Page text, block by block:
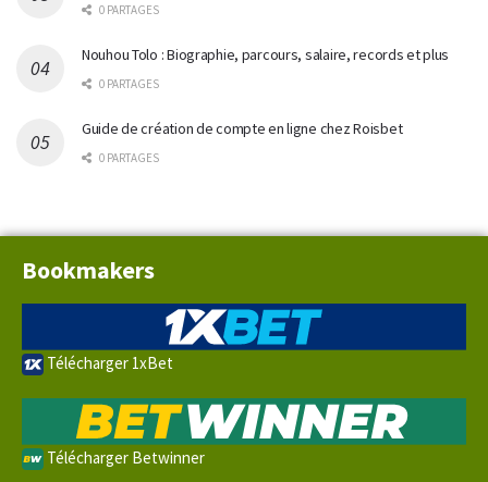
0 PARTAGES
Nouhou Tolo : Biographie, parcours, salaire, records et plus
0 PARTAGES
Guide de création de compte en ligne chez Roisbet
0 PARTAGES
Bookmakers
Télécharger 1xBet
Télécharger Betwinner